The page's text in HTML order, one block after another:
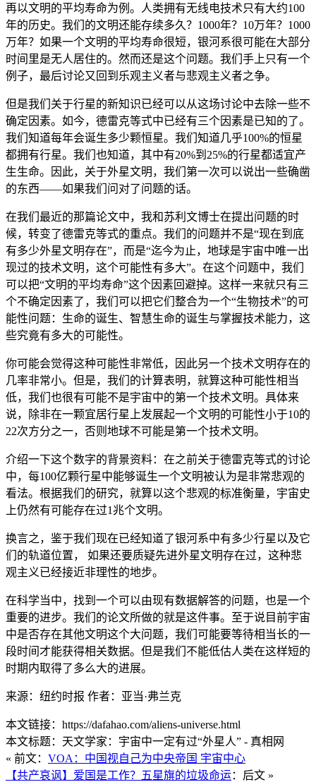
再以文明的平均寿命为例。人类拥有无线电技术只有大约100
年的历史。我们的文明还能存续多久？1000年？10万年？1000
万年？如果一个文明的平均寿命很短，银河系很可能在大部分
时间里是无人居住的。然而还是这个问题。我们手上只有一个
例子，最后讨论又回到乐观主义者与悲观主义者之争。
但是我们关于行星的新知识已经可以从这场讨论中去除一些不
确定因素。如今，德雷克等式中已经有三个因素是已知的了。
我们知道每年会诞生多少颗恒星。我们知道几乎100%的恒星
都拥有行星。我们也知道，其中有20%到25%的行星都适宜产
生生命。因此，关于外星文明，我们第一次可以说出一些确凿
的东西——如果我们问对了问题的话。
在我们最近的那篇论文中，我和苏利文博士在提出问题的时
候，转变了德雷克等式的重点。我们的问题并不是“现在到底
有多少外星文明存在”，而是“迄今为止，地球是宇宙中唯一出
现过的技术文明，这个可能性有多大”。在这个问题中，我们
可以把“文明的平均寿命”这个因素回避掉。这样一来就只有三
个不确定因素了，我们可以把它们整合为一个“生物技术”的可
能性问题：生命的诞生、智慧生命的诞生与掌握技术能力，这
些究竟有多大的可能性。
你可能会觉得这种可能性非常低，因此另一个技术文明存在的
几率非常小。但是，我们的计算表明，就算这种可能性相当
低，我们也很有可能不是宇宙中的第一个技术文明。具体来
说，除非在一颗宜居行星上发展起一个文明的可能性小于10的
22次方分之一，否则地球不可能是第一个技术文明。
介绍一下这个数字的背景资料：在之前关于德雷克等式的讨论
中，每100亿颗行星中能够诞生一个文明被认为是非常悲观的
看法。根据我们的研究，就算以这个悲观的标准衡量，宇宙史
上仍然有可能存在过1兆个文明。
换言之，鉴于我们现在已经知道了银河系中有多少行星以及它
们的轨道位置， 如果还要质疑先进外星文明存在过，这种悲
观主义已经接近非理性的地步。
在科学当中，找到一个可以由现有数据解答的问题，也是一个
重要的进步。我们的论文所做的就是这件事。至于说目前宇宙
中是否存在其他文明这个大问题，我们可能要等待相当长的一
段时间才能获得相关数据。但是我们不能低估人类在这样短的
时期内取得了多么大的进展。
来源：纽约时报 作者：亚当·弗兰克
本文链接：https://dafahao.com/aliens-universe.html
本文标题：天文学家：宇宙中一定有过“外星人” - 真相网
« 前文： VOA：中国视自己为中央帝国 宇宙中心
【共产哀讽】爱国是工作？五星旗的垃圾命运：后文 »